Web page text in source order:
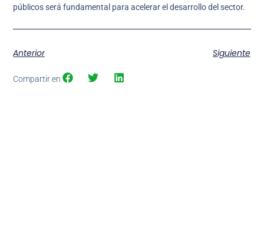
públicos será fundamental para acelerar el desarrollo del sector.
Anterior Siguiente
Compartir en